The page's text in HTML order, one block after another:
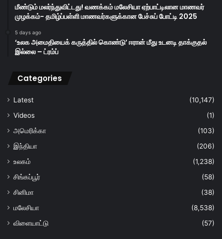
மீண்டும் மலர்ந்துவிட்டது! வணக்கம் மலேசியா ஏற்பாட்டிலான மாணவர்
முழக்கம்- தமிழ்ப்பள்ளி மாணவர்களுக்கான பேச்சுப் போட்டி 2025
5 days ago
‘உலக அமைதியைக் கருத்தில் கொண்டு’ ஈரான் மீது உடனடி தாக்குதல்
இல்லை – ட்ரம்ப்
Categories
Latest
(10,147)
Videos
(1)
அமெரிக்கா
(103)
இந்தியா
(206)
உலகம்
(1,238)
சிங்கப்பூர்
(58)
சினிமா
(38)
மலேசியா
(8,538)
விளையாட்டு
(57)